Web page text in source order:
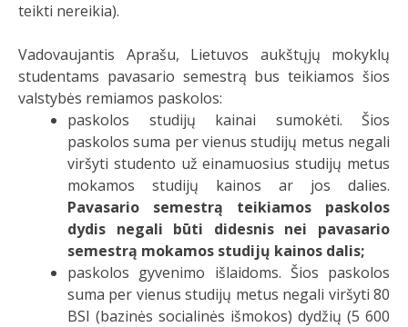
teikti nereikia).
Vadovaujantis Aprašu, Lietuvos aukštųjų mokyklų
studentams pavasario semestrą bus teikiamos šios
valstybės remiamos paskolos:
paskolos studijų kainai sumokėti. Šios
paskolos suma per vienus studijų metus negali
viršyti studento už einamuosius studijų metus
mokamos studijų kainos ar jos dalies.
Pavasario semestrą teikiamos paskolos
dydis negali būti didesnis nei pavasario
semestrą mokamos studijų kainos dalis;
paskolos gyvenimo išlaidoms. Šios paskolos
suma per vienus studijų metus negali viršyti 80
BSI (bazinės socialinės išmokos) dydžių (5 600